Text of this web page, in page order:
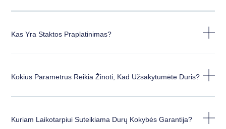
Kas Yra Staktos Praplatinimas?
Kokius Parametrus Reikia Žinoti, Kad Užsakytumėte Duris?
Kuriam Laikotarpiui Suteikiama Durų Kokybės Garantija?